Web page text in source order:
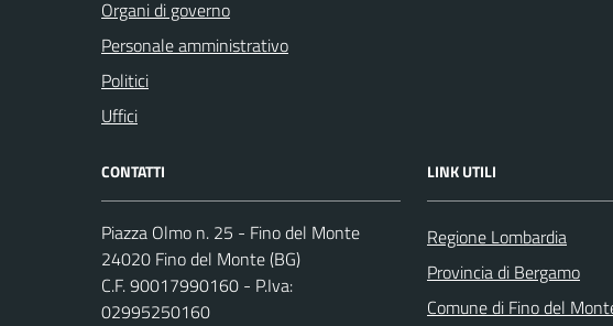
Organi di governo
Personale amministrativo
Politici
Uffici
CONTATTI
Piazza Olmo n. 25 - Fino del Monte
24020 Fino del Monte (BG)
C.F. 90017990160 - P.Iva:
02995250160
LINK UTILI
Regione Lombardia
Provincia di Bergamo
Comune di Fino del